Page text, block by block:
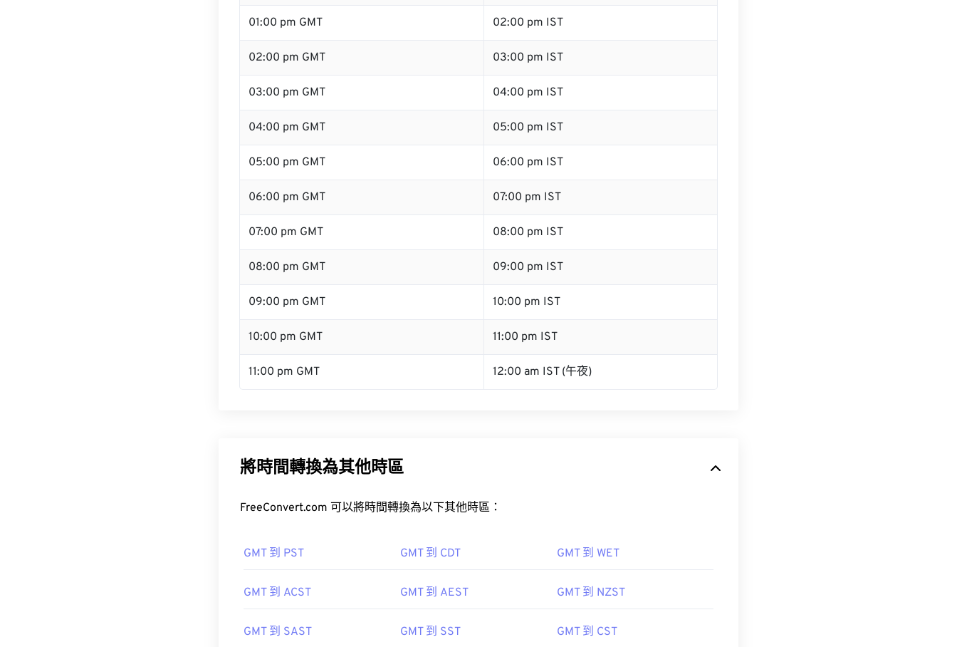
01:00 pm GMT 02:00 pm IST
02:00 pm GMT 03:00 pm IST
03:00 pm GMT 04:00 pm IST
04:00 pm GMT 05:00 pm IST
05:00 pm GMT 06:00 pm IST
06:00 pm GMT 07:00 pm IST
07:00 pm GMT 08:00 pm IST
08:00 pm GMT 09:00 pm IST
09:00 pm GMT 10:00 pm IST
10:00 pm GMT 11:00 pm IST
11:00 pm GMT 12:00 am IST (午夜)
將時間轉換為其他時區
FreeConvert.com 可以將時間轉換為以下其他時區：
GMT 到 PST GMT 到 CDT GMT 到 WET
GMT 到 ACST GMT 到 AEST GMT 到 NZST
GMT 到 SAST GMT 到 SST GMT 到 CST